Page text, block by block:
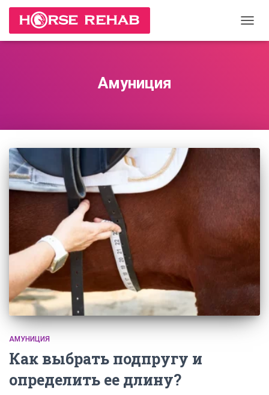
Амуниция
АМУНИЦИЯ
Как выбрать подпругу и
определить ее длину?